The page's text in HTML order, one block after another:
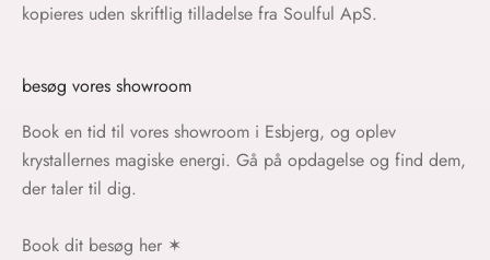
kopieres uden skriftlig tilladelse fra Soulful ApS.
besøg vores showroom
Book en tid til vores showroom i Esbjerg, og oplev
krystallernes magiske energi. Gå på opdagelse og find dem,
der taler til dig.
Book dit besøg her ✶